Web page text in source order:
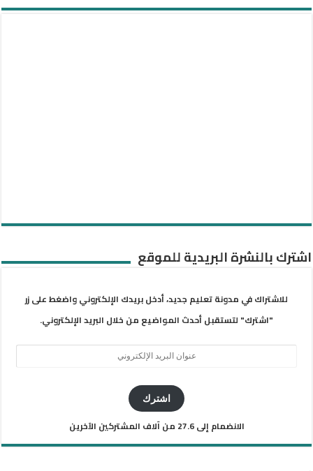
اشترك بالنشرة البريدية للموقع
للاشتراك في مدونة تعليم جديد، أدخل بريدك الإلكتروني واضغط على زر
"اشترك" لتستقبل أحدث المواضيع من خلال البريد الإلكتروني.
اشترك
الانضمام إلى 27.6 من آلاف المشتركين الآخرين